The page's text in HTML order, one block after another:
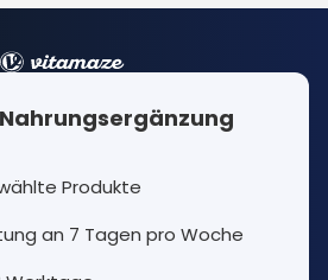
Produkte
an 7 Tagen pro Woche